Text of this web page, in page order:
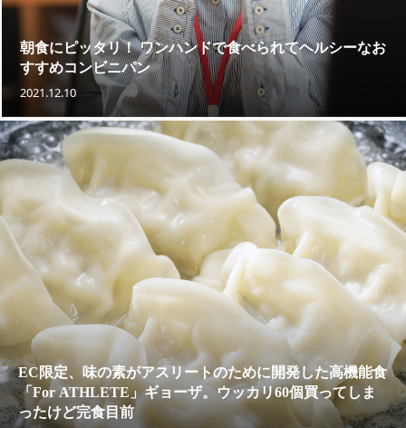
朝食にピッタリ！ ワンハンドで食べられてヘルシーなお
すすめコンビニパン
2021.12.10
EC限定、味の素がアスリートのために開発した高機能食
「For ATHLETE」ギョーザ。ウッカリ60個買ってしま
ったけど完食目前